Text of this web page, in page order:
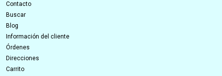
Contacto
Buscar
Blog
Información del cliente
Órdenes
Direcciones
Carrito